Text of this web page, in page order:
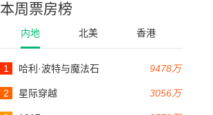
本周票房榜
内地 北美 香港
9478万
1 哈利·波特与魔法石
3056万
2 星际穿越
125分钟
thedeathagonyoftheeagles
102分钟
Prisons de